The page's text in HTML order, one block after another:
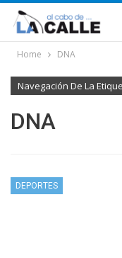
Home DNA
Navegación De La
DNA
DEPORTES